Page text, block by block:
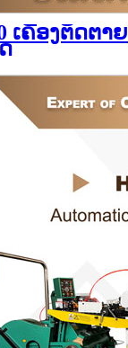
ເຄື່ອງຕັດຕາຍ